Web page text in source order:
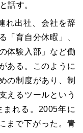
話す。
れ出社、会社を辞
「育自分休暇」、
体験入部」など働
ある。このように
の制度があり、制
えるツールという
れる。2005年に
まで下がった。青